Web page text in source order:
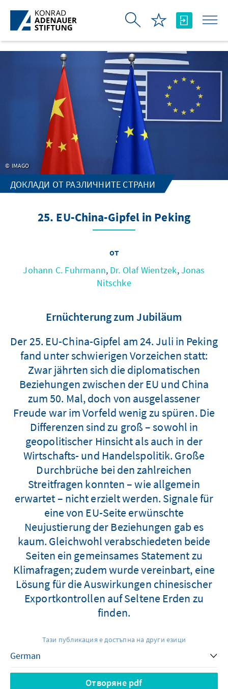
Skip to Main Content
IMAGO
ДОКЛАДИ ОТ РАЗЛИЧНИТЕ СТРАНИ
25. EU-China-Gipfel in Peking
от
Johann C. Fuhrmann, Dr. Olaf Wientzek,Jonas
Nitschke
Ernüchterung zum Jubiläum
Der 25. EU-China-Gipfel am 24. Juli in Peking
fand unter schwierigen Vorzeichen statt:
Zwar jährten sich die diplomatischen
Beziehungen zwischen der EU und China
zum 50. Mal, doch von ausgelassener
Freude war im Vorfeld wenig zu spüren. Die
Differenzen sind zu groß – sowohl in
geopolitischer Hinsicht als auch in der
Wirtschafts- und Handelspolitik. Große
Durchbrüche bei den zahlreichen
Streitfragen konnten – wie allgemein
erwartet – nicht erzielt werden. Signale für
eine von EU-Seite erwünschte
Neujustierung der Beziehungen gab es
kaum. Gleichwohl verabschiedeten beide
Seiten ein gemeinsames Statement zu
Klimafragen; zudem wurde vereinbart, eine
Lösung für die Auswirkungen chinesischer
Exportkontrollen auf Seltene Erden zu
finden.
Тази публикация е достъпна на други езици
Отворяне pdf